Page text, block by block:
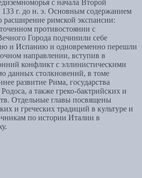
с начала Второй
г. до н. э. Основным содержанием
расширение римской экспансии:
противостоянии с
Города подчинили себе
и Испанию и одновременно перешли
направлении, вступив в
конфликт с эллинистическими
данных столкновений, в томе
развитие Рима, государства
а также греко-бактрийских и
Отдельные главы посвящены
и греческих традиций в культуре и
по истории Италии в